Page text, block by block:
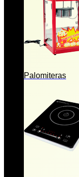
Palomiteras